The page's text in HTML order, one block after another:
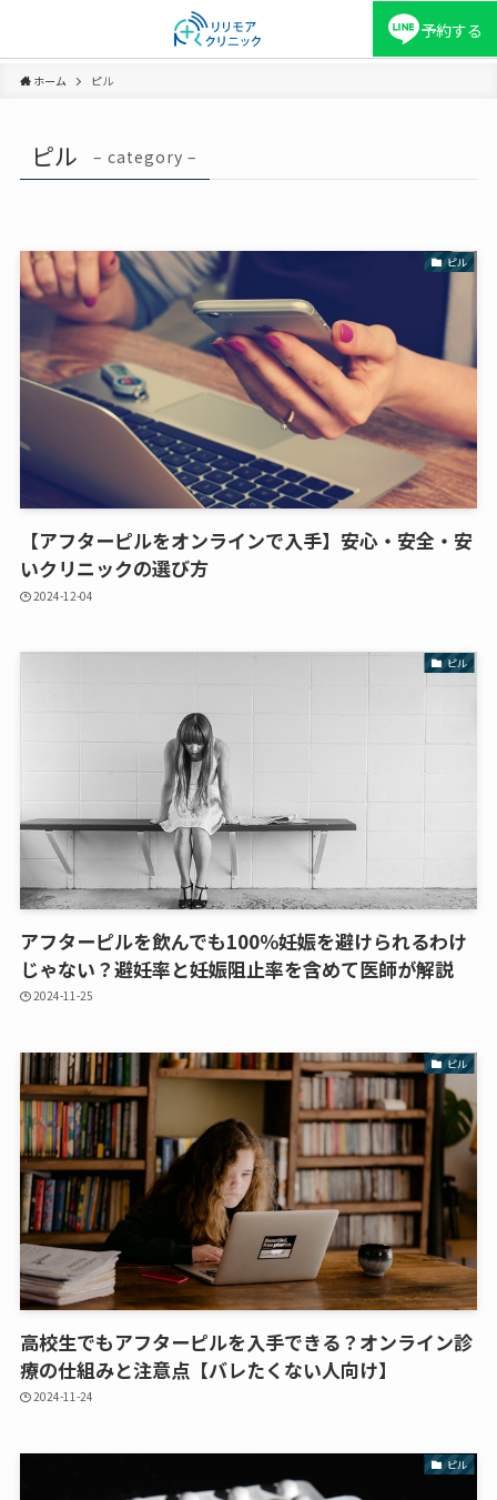
予約する
ホーム ピル
ピル – category –
ピル
【アフターピルをオンラインで入手】安心・安全・安
いクリニックの選び方
2024-12-04
ピル
アフターピルを飲んでも100％妊娠を避けられるわけ
じゃない？避妊率と妊娠阻止率を含めて医師が解説
2024-11-25
ピル
高校生でもアフターピルを入手できる？オンライン診
療の仕組みと注意点【バレたくない人向け】
2024-11-24
ピル